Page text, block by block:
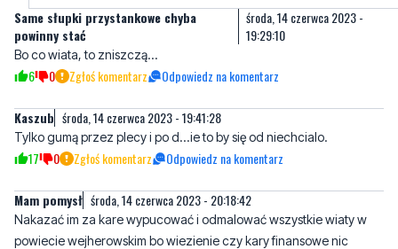
6 0 Zgłoś komentarz Odpowiedz na komentarz
Kaszub środa, 14 czerwca 2023 - 19:41:28
Tylko gumą przez plecy i po d...ie to by się od niechcialo.
Mam pomysł środa, 14 czerwca 2023 - 20:18:42
Nakazać im za kare wypucować i odmalować wszystkie wiaty w
niepomoga
25 0 Zgłoś komentarz Odpowiedz na komentarz